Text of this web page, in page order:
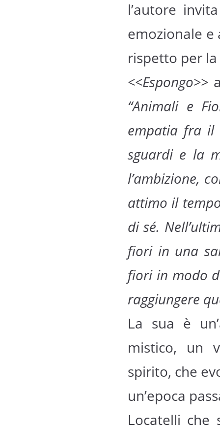
l’autore
emozionale e
rispetto per
<<Espongo>>
“Animali e
empatia fra il
sguardi e la
l’ambizione,
attimo il
di sé.
fiori in una
fiori in modo
raggiungere
La sua è
mistico, un
spirito, che
un’epoca
Locatelli che